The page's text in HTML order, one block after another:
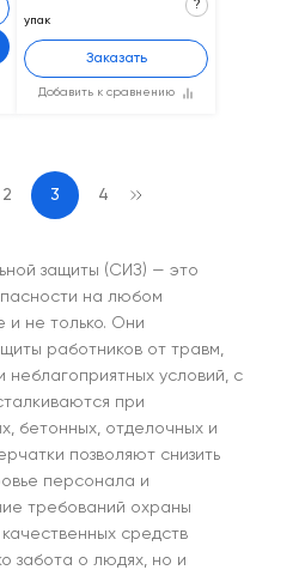
Добавить к сравнению
упак
?
Заказать
2 3 4
защиты (СИЗ) — это
на любом
и не только. Они
работников от травм,
неблагоприятных условий, с
при
бетонных, отделочных и
позволяют снизить
персонала и
требований охраны
средств
забота о людях, но и